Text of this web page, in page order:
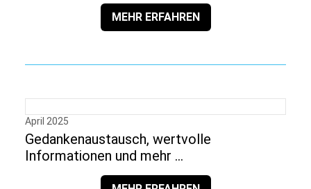
MEHR ERFAHREN
April 2025
Gedankenaustausch, wertvolle
Informationen und mehr …